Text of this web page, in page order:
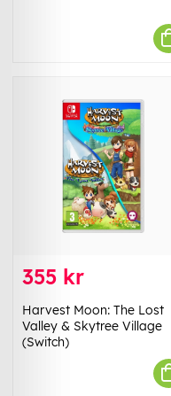
355 kr
Harvest Moon: The Lost
Valley & Skytree Village
(Switch)